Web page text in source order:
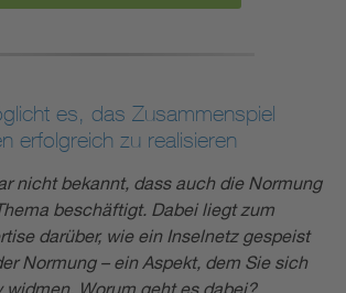
es, das Zusammenspiel
erfolgreich zu realisieren
nicht bekannt, dass auch die Normung
beschäftigt. Dabei liegt zum
darüber, wie ein Inselnetz gespeist
Normung – ein Aspekt, dem Sie sich
Worum geht es dabei?